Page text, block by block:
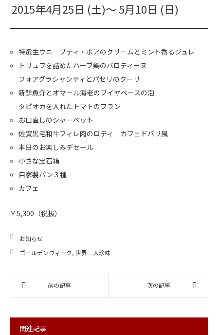
2015年4月25日 (土)～ 5月10日 (日)
特選生ウニ プティ・ポアのクリームとミント香るジュレ
トリュフを詰めたハーブ鶏のバロティーヌ
フォアグラシャンティとパセリのクーリ
新鮮魚介とオマール海老のブイヤベースの泡
タピオカを入れたトマトのフラン
お口直しのシャーベット
佐賀黒毛和牛フィレ肉のロティ カフェドパリ風
本日のお楽しみデセール
小さな宝石箱
自家製パン３種
カフェ
￥5,300（税抜）
お知らせ
ゴールデンウィーク, 世界三大珍味
前の記事 次の記事
関連記事